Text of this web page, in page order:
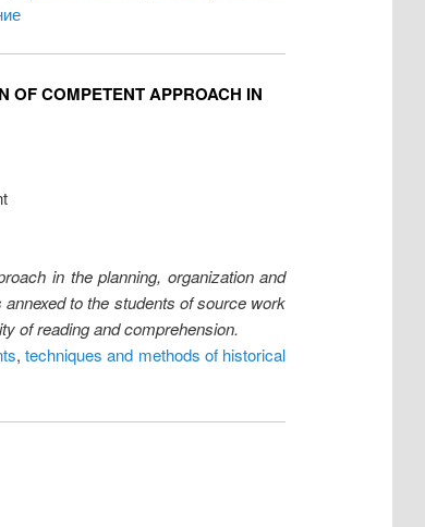
OF COMPETENT APPROACH IN
in the planning, organization and
to the students of source work
of reading and comprehension.
,techniques and methods of historical